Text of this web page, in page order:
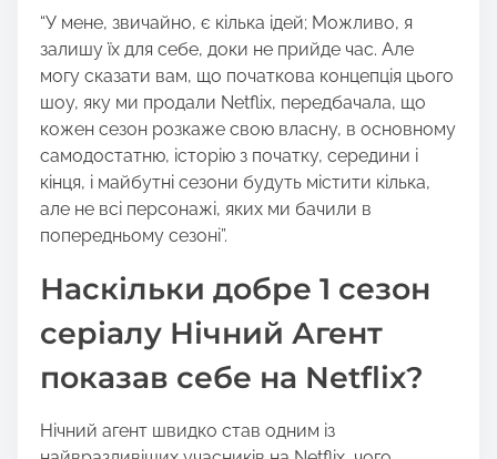
“У мене, звичайно, є кілька ідей; Можливо, я
залишу їх для себе, доки не прийде час. Але
могу сказати вам, що початкова концепція цього
шоу, яку ми продали Netflix, передбачала, що
кожен сезон розкаже свою власну, в основному
самодостатню, історію з початку, середини і
кінця, і майбутні сезони будуть містити кілька,
але не всі персонажі, яких ми бачили в
попередньому сезоні”.
Наскільки добре 1 сезон
серіалу Нічний Агент
показав себе на Netflix?
Нічний агент швидко став одним із